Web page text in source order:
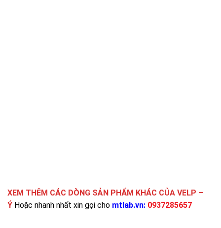
XEM THÊM CÁC DÒNG SẢN PHẨM KHÁC CỦA VELP –
Ý Hoặc nhanh nhất xin gọi cho mtlab.vn: 0937285657